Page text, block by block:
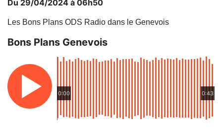
Du 29/04/2024 à 06h50
Les Bons Plans ODS Radio dans le Genevois
Bons Plans Genevois
0:00 0:43